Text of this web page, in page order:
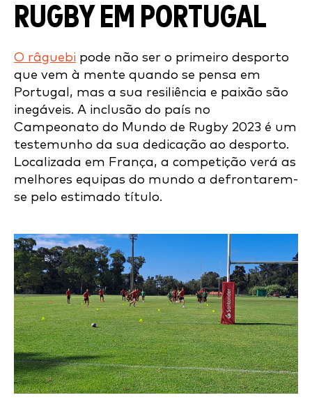
RUGBY EM PORTUGAL
O râguebi pode não ser o primeiro desporto
que vem à mente quando se pensa em
Portugal, mas a sua resiliência e paixão são
inegáveis. A inclusão do país no
Campeonato do Mundo de Rugby 2023 é um
testemunho da sua dedicação ao desporto.
Localizada em França, a competição verá as
melhores equipas do mundo a defrontarem-
se pelo estimado título.